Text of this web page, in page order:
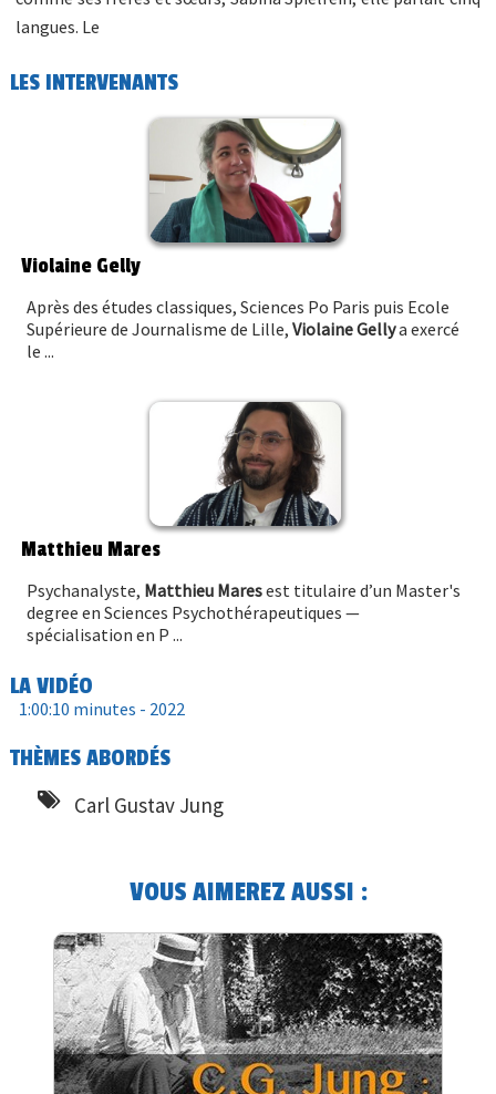
langues. Le
LES INTERVENANTS
Violaine Gelly
Après des études classiques, Sciences Po Paris puis Ecole
Supérieure de Journalisme de Lille,Violaine Gellya exercé
le ...
Matthieu Mares
Psychanalyste, Matthieu Maresest titulaire d’un Master's
degree en Sciences Psychothérapeutiques —
spécialisation en P ...
LA VIDÉO
1:00:10 minutes - 2022
THÈMES ABORDÉS
Carl Gustav Jung
VOUS AIMEREZ AUSSI :